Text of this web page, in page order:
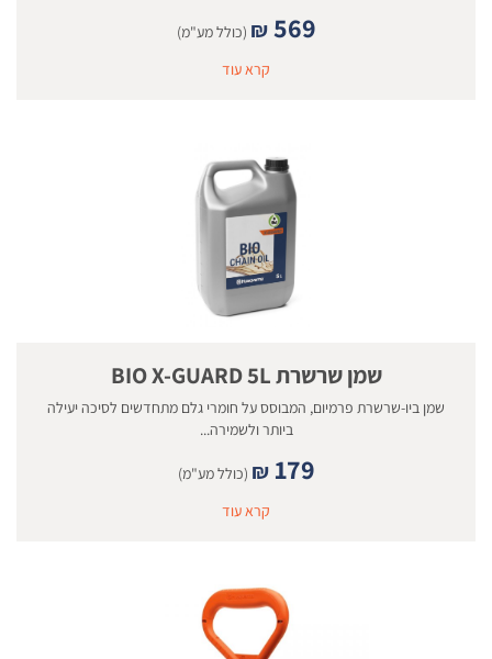
₪ 569
(כולל מע"מ)
קרא עוד
שמן שרשרת BIO X-GUARD 5L
שמן ביו-שרשרת פרמיום, המבוסס על חומרי גלם מתחדשים לסיכה יעילה
ביותר ולשמירה...
₪ 179
(כולל מע"מ)
קרא עוד